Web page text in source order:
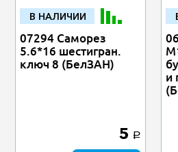
В НАЛИЧИИ
07294 Саморез
5.6*16 шестигран.
ключ 8 (БелЗАН)
5 a
и